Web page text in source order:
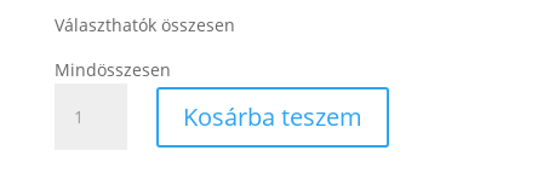
Választhatók összesen
Mindösszesen
mennyiség
Kosárba teszem